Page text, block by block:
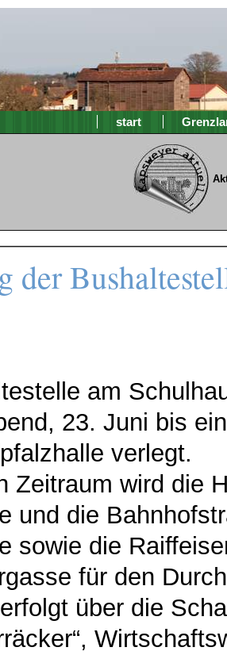
start
der
am
23. Juni bis
verlegt.
Zeitraum wird die
und die
sowie die
für den
über die